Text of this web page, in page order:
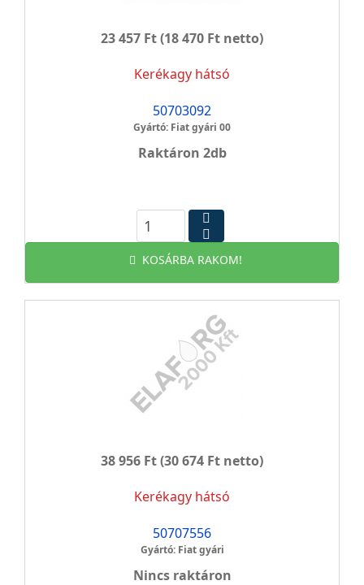
23 457 Ft(18 470 Ft netto)
Kerékagy hátsó
50703092
Gyártó: Fiat gyári 00
Raktáron 2db
KOSÁRBA RAKOM!
38 956 Ft(30 674 Ft netto)
Kerékagy hátsó
50707556
Gyártó: Fiat gyári
Nincs raktáron